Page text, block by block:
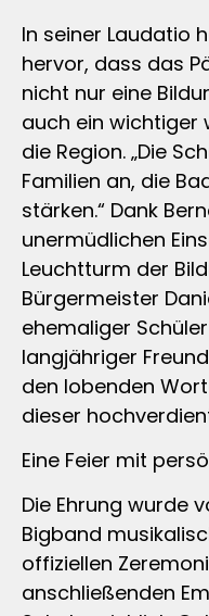
In seiner Laudatio
hervor, dass das
nicht nur eine
auch ein wichtiger
die Region. „Die
Familien an, die
stärken.“ Dank
unermüdlichen
Leuchtturm der
Bürgermeister
ehemaliger
langjähriger
den lobenden
dieser
Eine Feier mit
Die Ehrung wurde
Bigband
offiziellen
anschließenden